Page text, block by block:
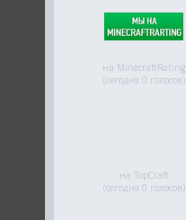
на MinecraftRating
(сегодня 0 голосов)
на TopCraft
(сегодня 0 голосов)